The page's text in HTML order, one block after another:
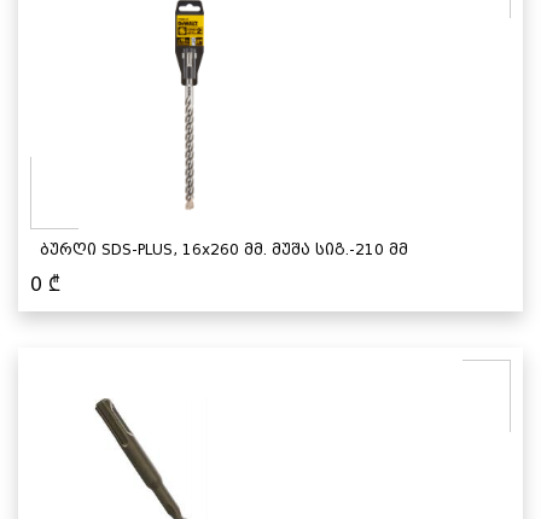
ბურღი SDS-PLUS, 16x260 მმ. მუშა სიგ.-210 მმ
0 ₾